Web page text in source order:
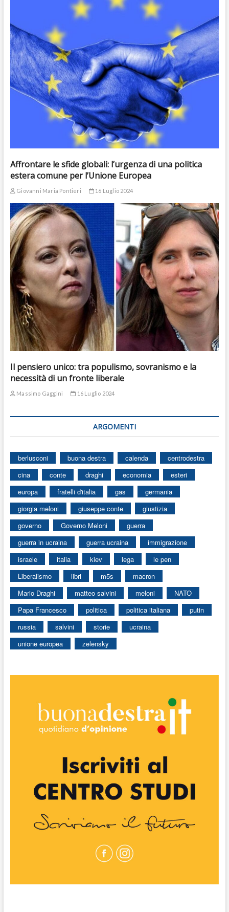
Affrontare le sfide globali: l’urgenza di una politica
estera comune per l’Unione Europea
Giovanni Maria Pontieri 16 Luglio 2024
Il pensiero unico: tra populismo, sovranismo e la
necessità di un fronte liberale
Massimo Gaggini 16 Luglio 2024
ARGOMENTI
berlusconi buona destra calenda
centrodestra
cina
conte draghi economia
esteri
europa
fratelli d'italia gas
germania
giorgia meloni
giuseppe conte
giustizia
governo
Governo Meloni
guerra
guerra in ucraina
guerra ucraina
immigrazione
israele
italia kiev lega
le pen
Liberalismo
libri m5s
macron
Mario Draghi
matteo salvini meloni
NATO
Papa Francesco
politica politica italiana
putin
russia
salvini storie
ucraina
unione europea
zelensky